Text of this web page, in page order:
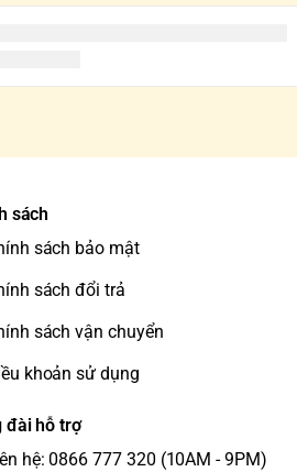
sách
sách bảo mật
sách đổi trả
sách vận chuyển
khoản sử dụng
đài hỗ trợ
hệ: 0866 777 320 (10AM - 9PM)